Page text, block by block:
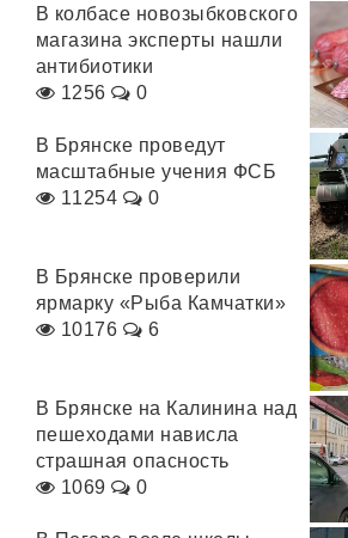
В колбасе новозыбковского
магазина эксперты нашли
антибиотики
1256
0
В Брянске проведут
масштабные учения ФСБ
11254
0
В Брянске проверили
ярмарку «Рыба Камчатки»
10176
6
В Брянске на Калинина над
пешеходами нависла
страшная опасность
1069
0